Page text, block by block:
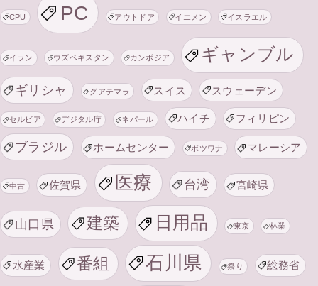
CPU PC アウトドア イエメン イスラエル
イラン ウズベキスタン カンボジア ギャンブル
ギリシャ グアテマラ スイス スウェーデン
セルビア デジタル庁 ネパール ハイチ フィリピン
ブラジル ホームセンター ボツワナ マレーシア
中古 佐賀県 医療 台湾 宮崎県
山口県 建築 日用品 東京 林業
水産業 番組 石川県 祭り 総務省